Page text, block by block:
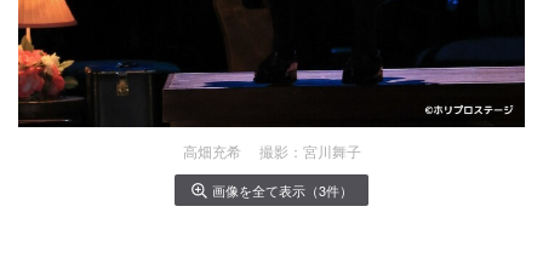
高畑充希 撮影：宮川舞子
画像を全て表示（3件）